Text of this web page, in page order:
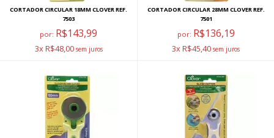
CORTADOR CIRCULAR 18MM CLOVER REF.
7503
por: R$143,99
3x R$48,00
CORTADOR CIRCULAR 28MM CLOVER REF.
7501
por: R$136,19
3x R$45,40